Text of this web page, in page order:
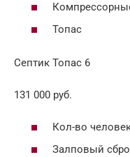
Топас
Септик Топас 6
131 000 руб.
Кол-во
Залповый